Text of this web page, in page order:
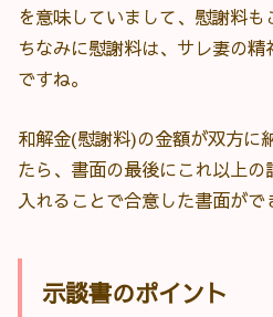
を意味していまして、慰謝料も
ちなみに慰謝料は、サレ妻の
ですね。
和解金(慰謝料)の金額が双方に
たら、書面の最後にこれ以上
入れることで合意した書面がで
示談書のポイント